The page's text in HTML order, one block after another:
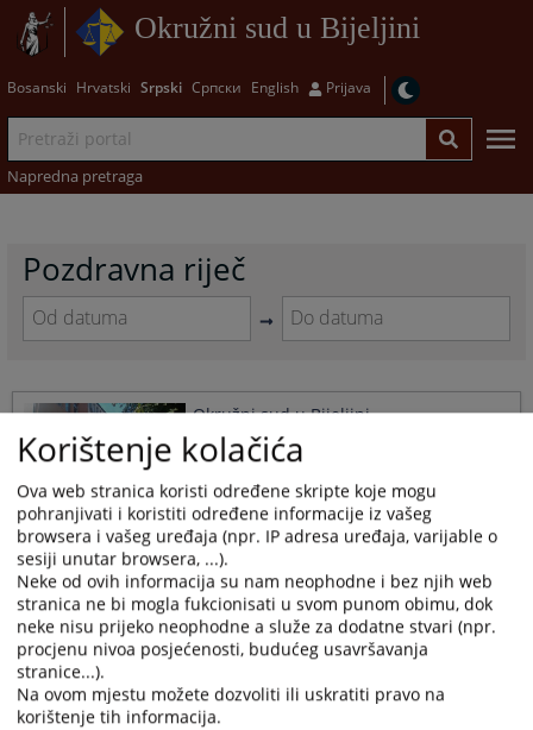
Okružni sud u Bijeljini
Bosanski Hrvatski Srpski Српски English Prijava
Napredna pretraga
Pozdravna riječ
to
interact
with
the
calendar
and
select
a
date.
Press
the
question
mark
key
to
to
interact
with
the
calendar
and
select
date.
Press
the
question
mark
key
Okružni sud u Bijeljini
03.09.2010.
1
Korištenje kolačića
Ova web stranica koristi određene skripte koje mogu
pohranjivati i koristiti određene informacije iz vašeg
browsera i vašeg uređaja (npr. IP adresa uređaja, varijable o
sesiji unutar browsera, ...).
Neke od ovih informacija su nam neophodne i bez njih web
stranica ne bi mogla fukcionisati u svom punom obimu, dok
neke nisu prijeko neophodne a služe za dodatne stvari (npr.
procjenu nivoa posjećenosti, budućeg usavršavanja
stranice...).
Na ovom mjestu možete dozvoliti ili uskratiti pravo na
korištenje tih informacija.